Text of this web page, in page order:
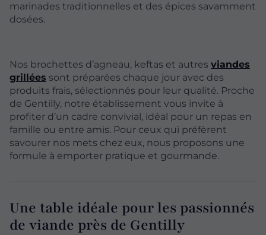
marinades traditionnelles et des épices savamment
dosées.
Nos brochettes d’agneau, keftas et autres viandes
grillées sont préparées chaque jour avec des
produits frais, sélectionnés pour leur qualité. Proche
de Gentilly, notre établissement vous invite à
profiter d’un cadre convivial, idéal pour un repas en
famille ou entre amis. Pour ceux qui préfèrent
savourer nos mets chez eux, nous proposons une
formule à emporter pratique et gourmande.
Une table idéale pour les passionnés
de viande près de Gentilly